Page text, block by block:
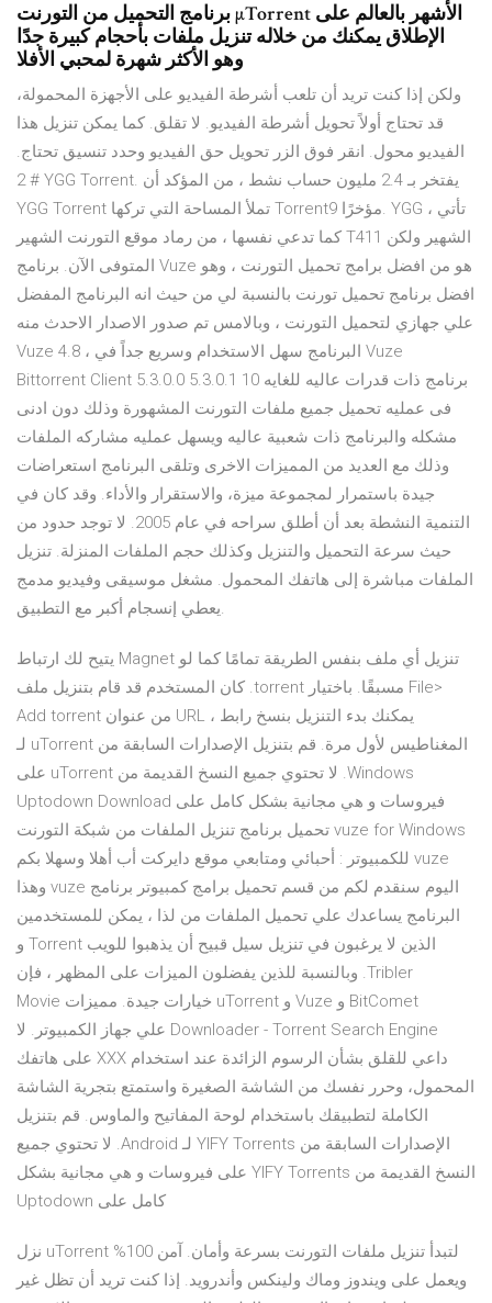
برنامج التحميل من التورنت µTorrent الأشهر بالعالم على
الإطلاق يمكنك من خلاله تنزيل ملفات بأحجام كبيرة جدًا
وهو الأكثر شهرة لمحبي الأفلا
ولكن إذا كنت تريد أن تلعب أشرطة الفيديو على الأجهزة المحمولة،
قد تحتاج أولاً تحويل أشرطة الفيديو. لا تقلق. كما يمكن تنزيل هذا
الفيديو محول. انقر فوق الزر تحويل حق الفيديو وحدد تنسيق تحتاج.
# 2 YGG Torrent. يفتخر بـ 2.4 مليون حساب نشط ، من المؤكد أن
YGG Torrent تملأ المساحة التي تركها Torrent9 مؤخرًا. YGG تأتي ،
كما تدعي نفسها ، من رماد موقع التورنت الشهير T411 الشهير ولكن
المتوفى الآن. برنامج Vuze هو من افضل برامج تحميل التورنت ، وهو
افضل برنامج تحميل تورنت بالنسبة لي من حيث انه البرنامج المفضل
علي جهازي لتحميل التورنت ، وبالامس تم صدور الاصدار الاحدث منه
Vuze 4.8 ، البرنامج سهل الاستخدام وسريع جداً في Vuze
Bittorrent Client 5.3.0.0 5.3.0.1 10 برنامج ذات قدرات عاليه للغايه
فى عمليه تحميل جميع ملفات التورنت المشهورة وذلك دون ادنى
مشكله والبرنامج ذات شعبية عاليه ويسهل عمليه مشاركه الملفات
وذلك مع العديد من المميزات الاخرى وتلقى البرنامج استعراضات
جيدة باستمرار لمجموعة ميزة، والاستقرار والأداء. وقد كان في
التنمية النشطة بعد أن أطلق سراحه في عام 2005. لا توجد حدود من
حيث سرعة التحميل والتنزيل وكذلك حجم الملفات المنزلة. تنزيل
الملفات مباشرة إلى هاتفك المحمول. مشغل موسيقى وفيديو مدمج
يعطي إنسجام أكبر مع التطبيق.
يتيح لك ارتباط Magnet تنزيل أي ملف بنفس الطريقة تمامًا كما لو
كان المستخدم قد قام بتنزيل ملف .torrent مسبقًا. باختيار File>
Add torrent من عنوان URL ، يمكنك بدء التنزيل بنسخ رابط
المغناطيس لأول مرة. ‫قم بتنزيل الإصدارات السابقة من uTorrent لـ
Windows. لا تحتوي جميع النسخ القديمة من uTorrent على
فيروسات و هي مجانية بشكل كامل على Uptodown Download
vuze for Windows تحميل برنامج تنزيل الملفات من شبكة التورنت
vuze للكمبيوتر : أحبائي ومتابعي موقع دايركت أب أهلا وسهلا بكم
اليوم سنقدم لكم من قسم تحميل برامج كمبيوتر برنامج vuze وهذا
البرنامج يساعدك علي تحميل الملفات من لذا ، يمكن للمستخدمين
الذين لا يرغبون في تنزيل سيل قبيح أن يذهبوا للويب Torrent و
Tribler. وبالنسبة للذين يفضلون الميزات على المظهر ، فإن
BitComet و Vuze و uTorrent خيارات جيدة. مميزات Movie
Downloader - Torrent Search Engine علي جهاز الكمبيوتر. لا
داعي للقلق بشأن الرسوم الزائدة عند استخدام XXX على هاتفك
المحمول، وحرر نفسك من الشاشة الصغيرة واستمتع بتجرية الشاشة
الكاملة لتطبيقك باستخدام لوحة المفاتيح والماوس. ‫قم بتنزيل
الإصدارات السابقة من YIFY Torrents لـ Android. لا تحتوي جميع
النسخ القديمة من YIFY Torrents على فيروسات و هي مجانية بشكل
كامل على Uptodown
نزل uTorrent لتبدأ تنزيل ملفات التورنت بسرعة وأمان. آمن 100%
ويعمل على ويندوز وماك ولينكس وأندرويد. إذا كنت تريد أن تظل غير